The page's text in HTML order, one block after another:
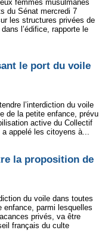
femmes musulmanes
du Sénat mercredi 7
les structures privées de
l’édifice, rapporte le
le port du voile
l’interdiction du voile
de la petite enfance, prévu
active du Collectif
a appelé les citoyens à...
la proposition de
du voile dans toutes
enfance, parmi lesquelles
privés, va être
français du culte